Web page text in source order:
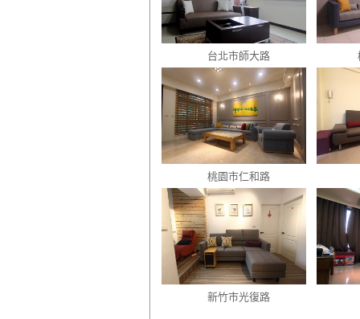
台北市師大路
桃園市仁和路
新竹市光復路